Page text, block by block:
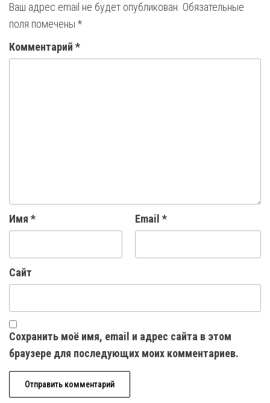
Ваш адрес email не будет опубликован. Обязательные
поля помечены *
Комментарий *
Имя * Email *
Сайт
Сохранить моё имя, email и адрес сайта в этом
браузере для последующих моих комментариев.